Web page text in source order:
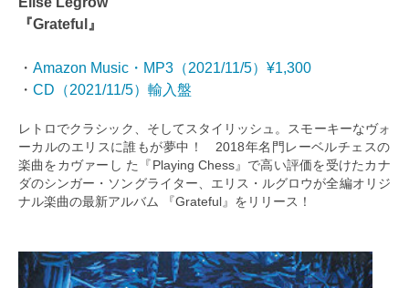
『Grateful』
・ Amazon Music・MP3（2021/11/5）¥1,300
・ CD（2021/11/5）輸入盤
レトロでクラシック、そしてスタイリッシュ。スモーキーなヴォ
ーカルのエリスに誰もが夢中！ 2018年名門レーベルチェスの
楽曲をカヴァーし た『Playing Chess』で高い評価を受けたカナ
ダのシンガー・ソングライター、エリス・ルグロウが全編オリジ
ナル楽曲の最新アルバム 『Grateful』をリリース！